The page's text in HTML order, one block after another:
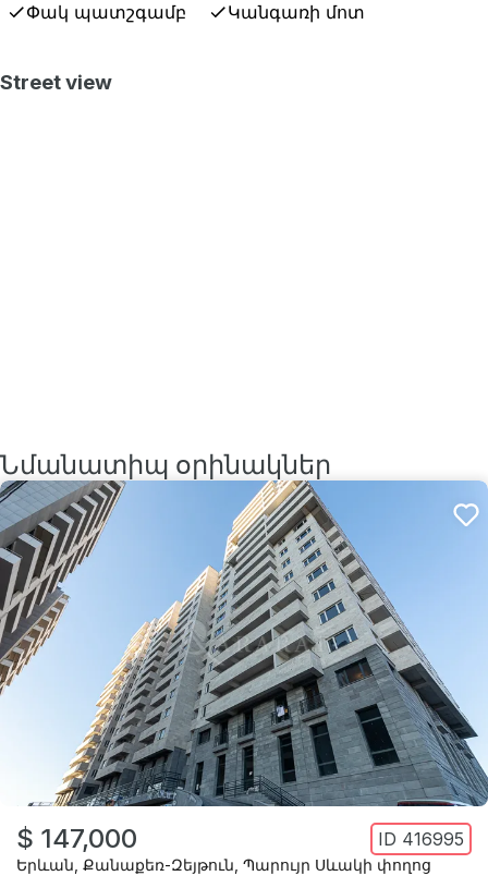
Փակ պատշգամբ
Կանգառի մոտ
Street view
Նմանատիպ օրինակներ
$ 147,000 ID 416995
Երևան Քանաքեռ-Զեյթուն Պարույր Սևակի փողոց